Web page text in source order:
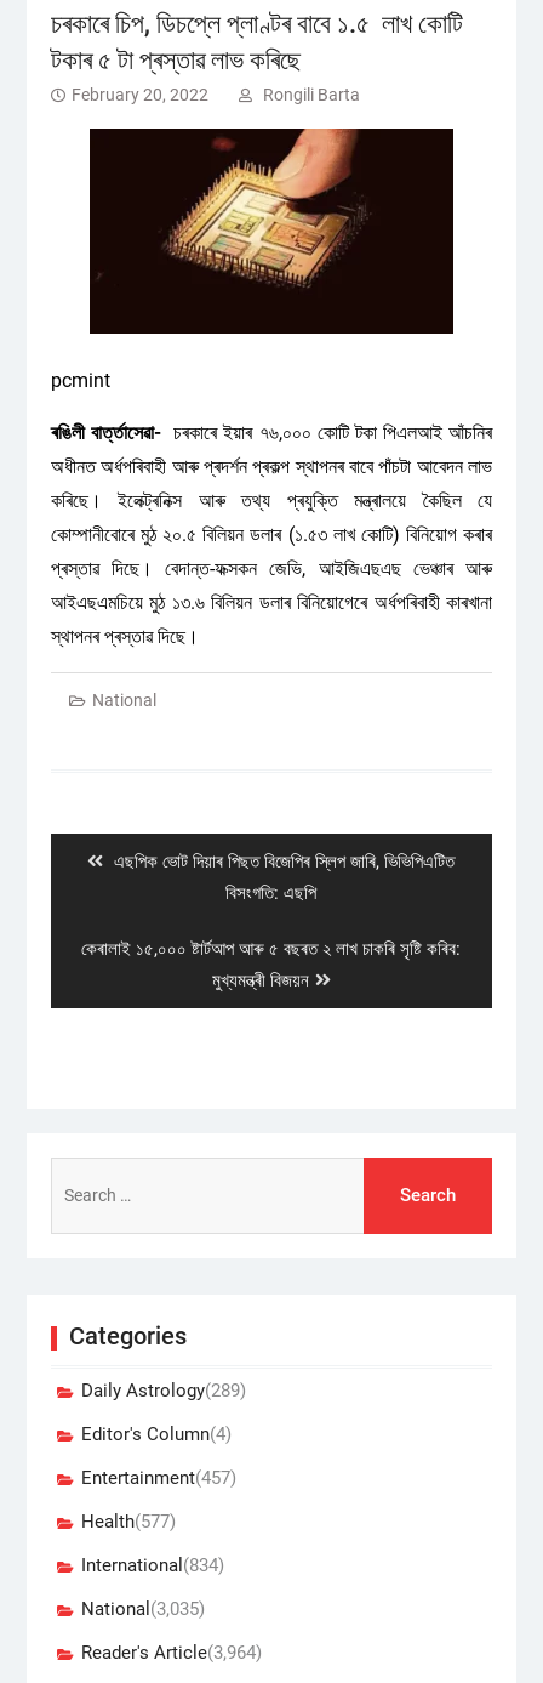
চৰকাৰে চিপ, ডিচপ্লে প্লাণ্টৰ বাবে ১.৫ লাখ কোটি
টকাৰ ৫ টা প্ৰস্তাৱ লাভ কৰিছে
February 20, 2022 Rongili Barta
pcmint
ৰঙিলী বাৰ্ত্তাসেৱা-চৰকাৰে ইয়াৰ ৭৬,০০০ কোটি টকা পিএলআই আঁচনিৰ
অধীনত অৰ্ধপৰিবাহী আৰু প্ৰদৰ্শন প্ৰকল্প স্থাপনৰ বাবে পাঁচটা আবেদন লাভ
কৰিছে। ইলেক্ট্ৰনিক্স আৰু তথ্য প্ৰযুক্তি মন্ত্ৰালয়ে কৈছিল যে
কোম্পানীবোৰে মুঠ ২০.৫ বিলিয়ন ডলাৰ (১.৫৩ লাখ কোটি) বিনিয়োগ কৰাৰ
প্ৰস্তাৱ দিছে। বেদান্ত-ফক্সকন জেভি, আইজিএছএছ ভেঞ্চাৰ আৰু
আইএছএমচিয়ে মুঠ ১৩.৬ বিলিয়ন ডলাৰ বিনিয়োগেৰে অৰ্ধপৰিবাহী কাৰখানা
স্থাপনৰ প্ৰস্তাৱ দিছে।
National
Previous
এছপিক ভোট দিয়াৰ পিছত বিজেপিৰ স্লিপ জাৰি, ভিভিপিএটিত
বিসংগতি: এছপি
Next
কেৰালাই ১৫,০০০ ষ্টাৰ্টআপ আৰু ৫ বছৰত ২ লাখ চাকৰি সৃষ্টি কৰিব:
মুখ্যমন্ত্ৰী বিজয়ন
for:
Categories
Daily Astrology(289)
Editor's Column(4)
Entertainment(457)
Health(577)
International (834)
National (3,035)
Reader's Article(3,964)